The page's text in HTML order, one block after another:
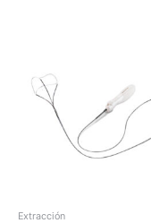
Extracción